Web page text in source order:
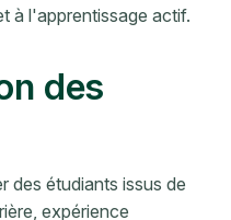
à l'apprentissage actif.
des
des étudiants issus de
expérience